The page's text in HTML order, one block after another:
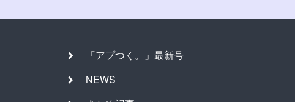
「アプつく。」最新号
NEWS